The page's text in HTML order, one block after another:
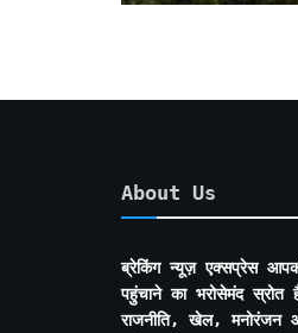
About Us
ब्रेकिंग न्यूज़ एक्सप्रेस
पहुंचाने का भरोसेमंद स्रोत
राजनीति, खेल, मनोरंजन